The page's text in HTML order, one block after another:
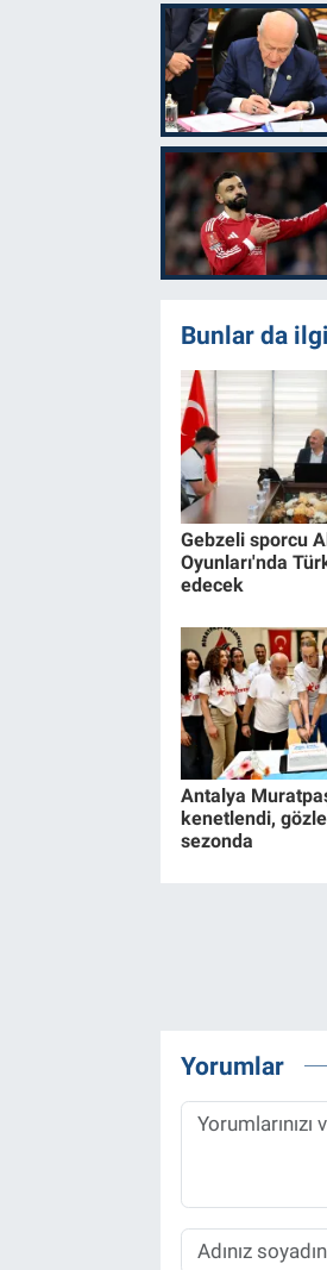
Bunlar da
Gebzeli sporcu
Oyunları'nda
edecek
Antalya
kenetlendi,
sezonda
Yorumlar